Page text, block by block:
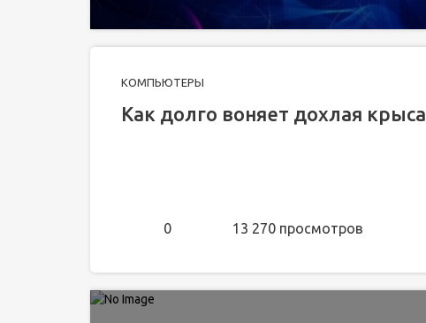
КОМПЬЮТЕРЫ
Как долго воняет дохлая крыса
0 13 270 просмотров